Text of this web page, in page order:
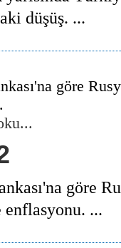
düşüş. ...
göre
göre
enflasyonu. ...